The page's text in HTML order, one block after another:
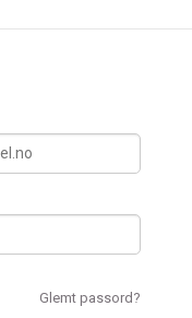
Glemt passord?